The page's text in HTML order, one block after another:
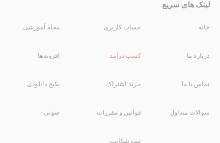
لینک های سریع
خانه
درباره ما
تماس با ما
سوالات متداول
حساب کاربری
کسب درآمد
خرید اشتراک
قوانین و مقررات
ثبت شکایت
مجله آموزشی
افزونه‌ها
پکیج دانلودی
صوتی